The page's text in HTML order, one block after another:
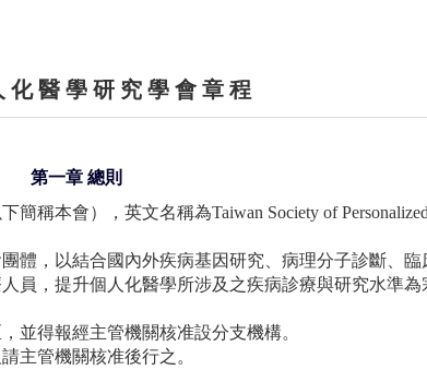
化 醫 學 研 究 學 會 章 程
第一章 總則
稱本會），英文名稱為Taiwan Society of Personalized
體，以結合國內外疾病基因研究、病理分子診斷、臨
員，提升個人化醫學所涉及之疾病診療與研究水準為
並得報經主管機關核准設分支機構。
主管機關核准後行之。